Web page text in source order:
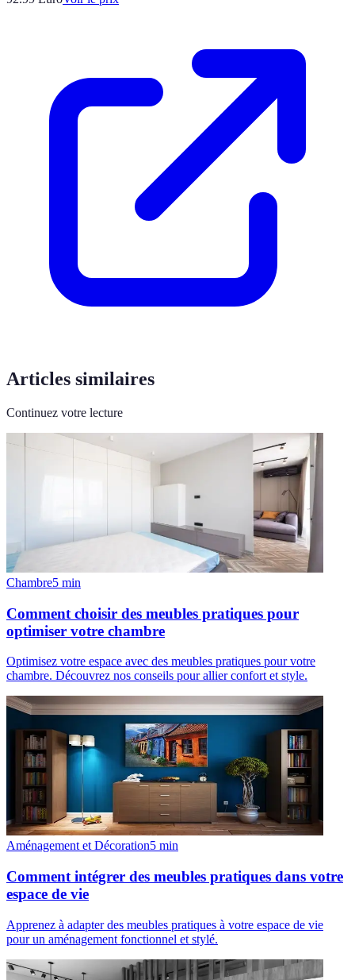
Articles similaires
Continuez votre lecture
Chambre5 min
Comment choisir des meubles pratiques pour
optimiser votre chambre
Optimisez votre espace avec des meubles pratiques pour votre
chambre. Découvrez nos conseils pour allier confort et style.
Aménagement et Décoration5 min
Comment intégrer des meubles pratiques dans votre
espace de vie
Apprenez à adapter des meubles pratiques à votre espace de vie
pour un aménagement fonctionnel et stylé.